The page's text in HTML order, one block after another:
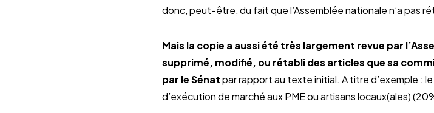
donc, peut-être, du fait que l’Assemblée nationale n’a pas
Mais la copie a aussi été très largement revue par
supprimé, modifié, ou rétabli des articles que sa
par le Sénatpar rapport au texte initial. A titre d’exemple :
d’exécution de marché aux PME ou artisans locaux(ales)